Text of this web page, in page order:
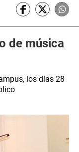
de música
los días 28